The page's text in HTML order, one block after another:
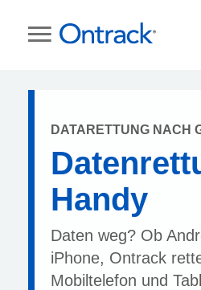
DATARETTUNG NACH
Handy
Daten weg? Ob
iPhone, Ontrack
Mobiltelefon und